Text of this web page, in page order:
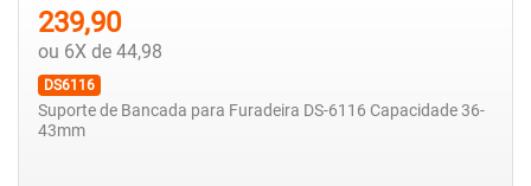
239,90
ou 6X de 44,98
DS6116
Suporte de Bancada para Furadeira DS-6116 Capacidade 36-
43mm